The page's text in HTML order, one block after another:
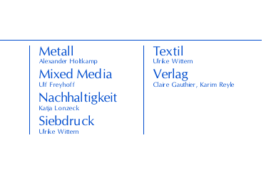
Metall
Alexander Holtkamp
Mixed Media
Ulf Freyhoff
Nachhaltigkeit
Katja Lonzeck
Siebdruck
Ulrike Wittern
Textil
Ulrike Wittern
Verlag
Claire Gauthier, Karim Reyle